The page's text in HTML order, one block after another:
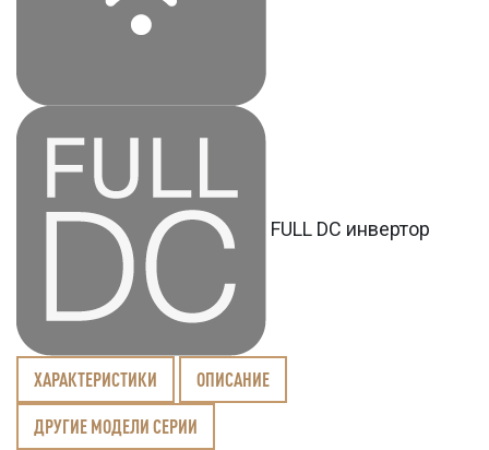
FULL DC инвертор
ХАРАКТЕРИСТИКИ ОПИСАНИЕ
ДРУГИЕ МОДЕЛИ СЕРИИ